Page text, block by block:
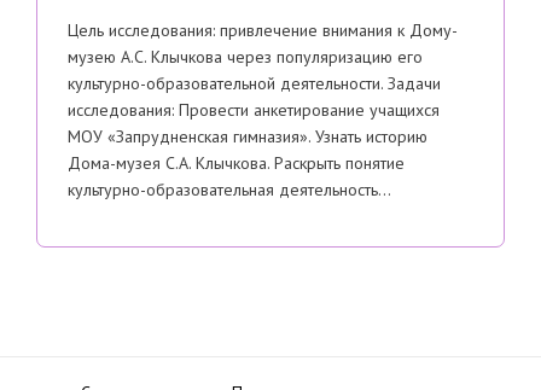
Цель исследования: привлечение внимания к Дому-
музею А.С. Клычкова через популяризацию его
культурно-образовательной деятельности. Задачи
исследования: Провести анкетирование учащихся
МОУ «Запрудненская гимназия». Узнать историю
Дома-музея С.А. Клычкова. Раскрыть понятие
культурно-образовательная деятельность…